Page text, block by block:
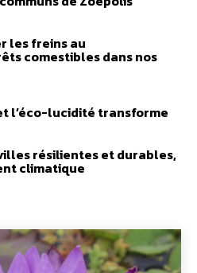
les freins au
comestibles dans nos
l’éco-lucidité transforme
résilientes et durables,
climatique